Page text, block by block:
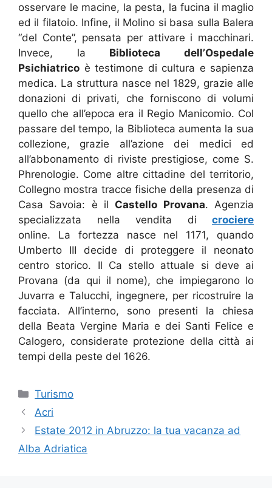
osservare le macine, la pesta, la fucina il maglio
ed il filatoio. Infine, il Molino si basa sulla Balera
“del Conte”, pensata per attivare i macchinari.
Invece, la Biblioteca dell’Ospedale
Psichiatrico è testimone di cultura e sapienza
medica. La struttura nasce nel 1829, grazie alle
donazioni di privati, che forniscono di volumi
quello che all’epoca era il Regio Manicomio. Col
passare del tempo, la Biblioteca aumenta la sua
collezione, grazie all’azione dei medici ed
all’abbonamento di riviste prestigiose, come S.
Phrenologie. Come altre cittadine del territorio,
Collegno mostra tracce fisiche della presenza di
Casa Savoia: è il Castello Provana. Agenzia
specializzata nella vendita di crociere
online. La fortezza nasce nel 1171, quando
Umberto III decide di proteggere il neonato
centro storico. Il Ca stello attuale si deve ai
Provana (da qui il nome), che impiegarono lo
Juvarra e Talucchi, ingegnere, per ricostruire la
facciata. All’interno, sono presenti la chiesa
della Beata Vergine Maria e dei Santi Felice e
Calogero, considerate protezione della città ai
tempi della peste del 1626.
Categorie
Turismo
Acri
Estate 2012 in Abruzzo: la tua vacanza ad
Alba Adriatica